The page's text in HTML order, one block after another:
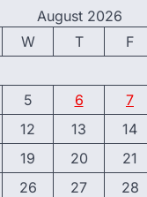
August 2026
W T F
5 6 7
12 13 14
19 20 21
26 27 28